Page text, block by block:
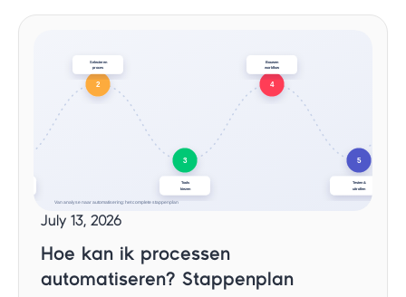
July 13, 2026
Hoe kan ik processen
automatiseren? Stappenplan